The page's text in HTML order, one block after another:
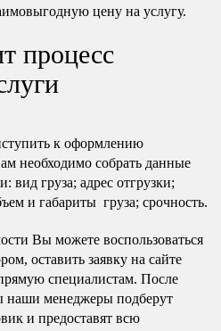
цену на услугу.
процесс
к оформлению
необходимо собрать данные
вид груза; адрес отгрузки;
и габариты груза; срочность.
Вы можете воспользоваться
оставить заявку на сайте
специалистам. После
наши менеджеры подберут
и предоставят всю